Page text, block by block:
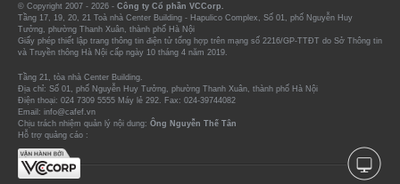
© Copyright 2007 - 2026 - Công ty Cổ phần VCCorp.
Tầng 17, 19, 20, 21 Toà nhà Center Building - Hapulico Complex, Số 01, phố Nguyễn Huy
Tưởng, phường Thanh Xuân, thành phố Hà Nội
Giấy phép thiết lập trang thông tin điện tử tổng hợp trên mạng số 2216/GP-TTĐT do Sở Thông tin
và Truyền thông Hà Nội cấp ngày 10 tháng 4 năm 2019.
Tầng 21, tòa nhà Center Building.
Địa chỉ: Số 01, phố Nguyễn Huy Tưởng, phường Thanh Xuân, thành phố Hà Nội
Điện thoại: 024 7309 5555 Máy lẻ 292. Fax: 024-39744082
Email: info@cafef.vn
Chịu trách nhiệm quản lý nội dung: Ông Nguyễn Thế Tân
Hỗ trợ quảng cáo :